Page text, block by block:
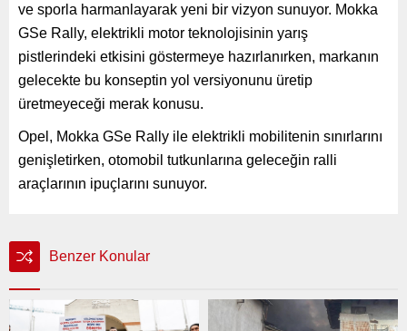
ve sporla harmanlayarak yeni bir vizyon sunuyor. Mokka
GSe Rally, elektrikli motor teknolojisinin yarış
pistlerindeki etkisini göstermeye hazırlanırken, markanın
gelecekte bu konseptin yol versiyonunu üretip
üretmeyeceği merak konusu.
Opel, Mokka GSe Rally ile elektrikli mobilitenin sınırlarını
genişletirken, otomobil tutkunlarına geleceğin ralli
araçlarının ipuçlarını sunuyor.
Benzer Konular